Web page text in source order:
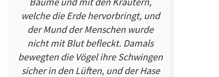
welche die Erde hervorbringt, und
der Mund der Menschen wurde
nicht mit Blut befleckt. Damals
bewegten die Vögel ihre Schwingen
sicher in den Lüften, und der Hase